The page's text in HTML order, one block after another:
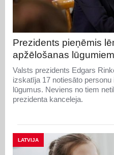
Prezidents pieņēmis
apžēlošanas lūgumiem
Valsts prezidents Edgars
izskatīja 17 notiesāto
lūgumus. Neviens no tiem
prezidenta kanceleja.
LATVIJA